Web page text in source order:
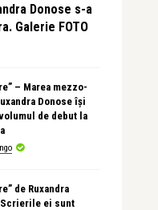
Donose s-a
Galerie FOTO
– Marea mezzo-
Donose își
de debut la
de Ruxandra
ei sunt